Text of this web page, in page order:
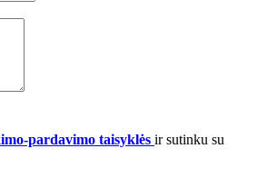
pardavimo taisyklės ir sutinku su